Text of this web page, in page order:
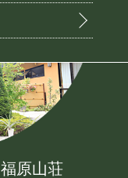
福原山荘